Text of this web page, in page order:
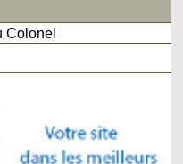
Colonel